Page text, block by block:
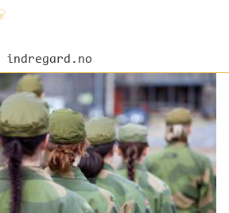
indregard.no